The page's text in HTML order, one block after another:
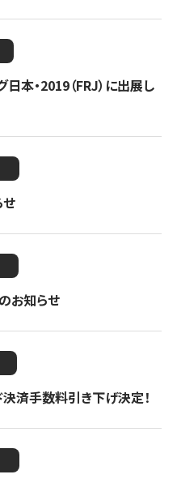
日本・2019（FRJ）に出展し
せ
お知らせ
済手数料引き下げ決定！